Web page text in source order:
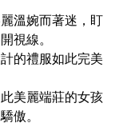
溫婉而著迷，盯
視線。
的禮服如此完美
美麗端莊的女孩
傲。